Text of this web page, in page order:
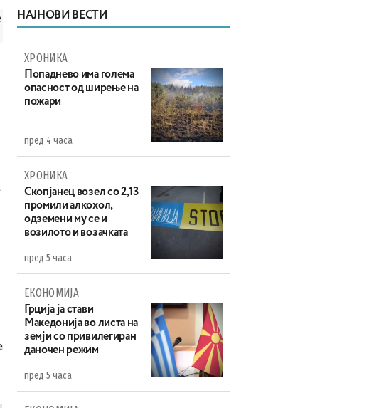
НАЈНОВИ ВЕСТИ
ХРОНИКА
Попаднево има голема
опасност од ширење на
пожари
пред 4 часа
ХРОНИКА
Скопјанец возел со 2,13
промили алкохол,
одземени му се и
возилото и возачката
пред 5 часа
ЕКОНОМИЈА
Грција ја стави
Македонија во листа на
земји со привилегиран
даночен режим
пред 5 часа